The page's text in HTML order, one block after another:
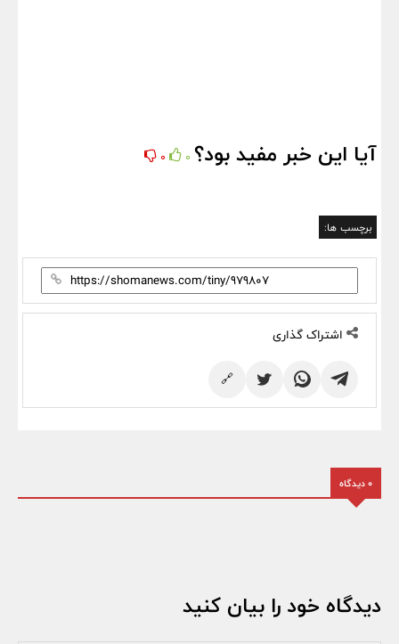
آیا این خبر مفید بود؟ 0
0
برچسب ها:
اشتراک گذاری
🔗
0 دیدگاه
دیدگاه خود را بیان کنید